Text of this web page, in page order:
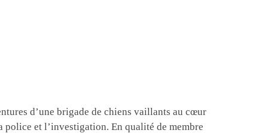
d’une brigade de chiens vaillants au cœur
police et l’investigation. En qualité de membre